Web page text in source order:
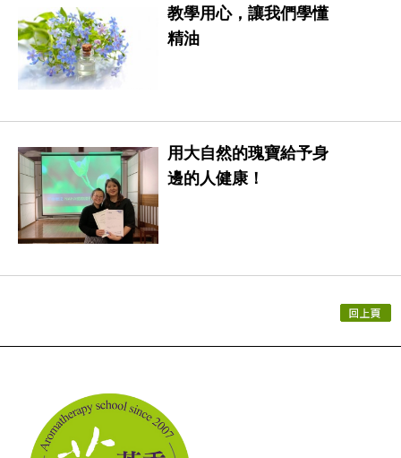
教學用心，讓我們學懂
精油
用大自然的瑰寶給予身
邊的人健康！